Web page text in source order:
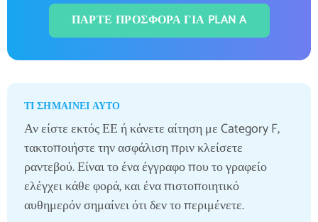
ΠΆΡΤΕ ΠΡΟΣΦΟΡΆ ΓΙΑ PLAN A
ΤΙ ΣΗΜΑΊΝΕΙ ΑΥΤΌ
Αν είστε εκτός ΕΕ ή κάνετε αίτηση με Category F,
τακτοποιήστε την ασφάλιση πριν κλείσετε
ραντεβού. Είναι το ένα έγγραφο που το γραφείο
ελέγχει κάθε φορά, και ένα πιστοποιητικό
αυθημερόν σημαίνει ότι δεν το περιμένετε.